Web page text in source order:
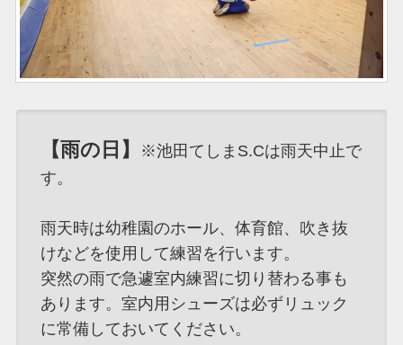
【雨の日】
※池田てしまS.Cは雨天中止で
す。
雨天時は幼稚園のホール、体育館、吹き抜
けなどを使用して練習を行います。
突然の雨で急遽室内練習に切り替わる事も
あります。室内用シューズは必ずリュック
に常備しておいてください。